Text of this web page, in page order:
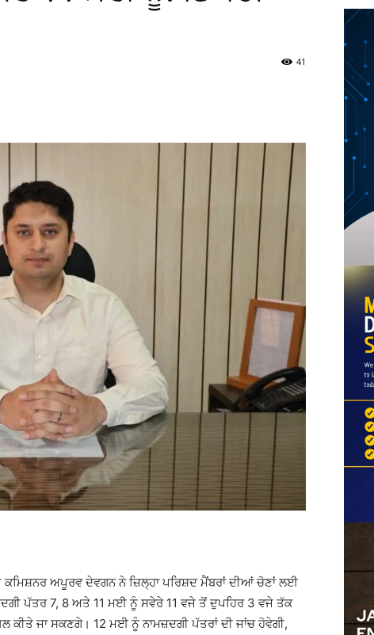
41
ਕਮਿਸ਼ਨਰ ਅਪੂਰਵ ਦੇਵਗਨ ਨੇ ਜ਼ਿਲ੍ਹਾ ਪਰਿਸ਼ਦ ਮੈਂਬਰਾਂ ਦੀਆਂ ਚੋਣਾਂ ਲਈ
ਪੱਤਰ 7, 8 ਅਤੇ 11 ਮਈ ਨੂੰ ਸਵੇਰੇ 11 ਵਜੇ ਤੋਂ ਦੁਪਹਿਰ 3 ਵਜੇ ਤੱਕ
ਕੀਤੇ ਜਾ ਸਕਣਗੇ। 12 ਮਈ ਨੂੰ ਨਾਮਜ਼ਦਗੀ ਪੱਤਰਾਂ ਦੀ ਜਾਂਚ ਹੋਵੇਗੀ,